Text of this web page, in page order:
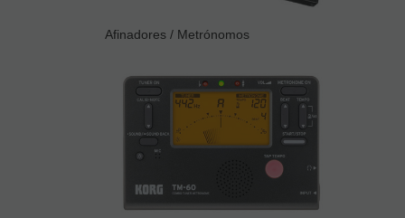
Afinadores / Metrónomos